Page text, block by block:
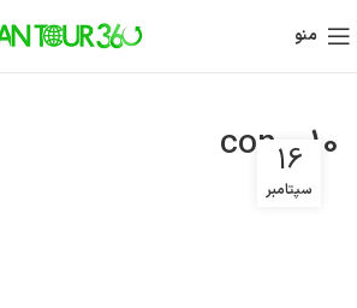
منو
con0010
16
سپتامبر